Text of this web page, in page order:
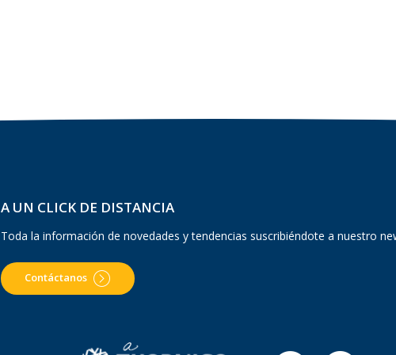
A UN CLICK DE DISTANCIA
Toda la información de novedades y tendencias suscribiéndote a nuestro
Contáctanos